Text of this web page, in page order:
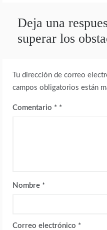
Deja una
superar los
Tu dirección de correo
campos obligatorios están
Comentario *
Nombre *
Correo electrónico *